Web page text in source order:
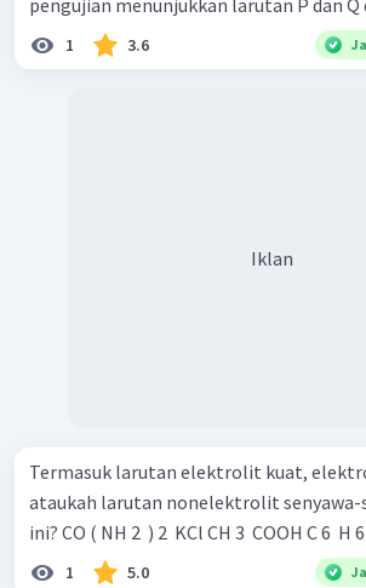
pengujian menunjukkan larutan P dan Q
1 3.6
Iklan
Termasuk larutan elektrolit kuat,
ataukah larutan nonelektrolit senyawa-
1 5.0